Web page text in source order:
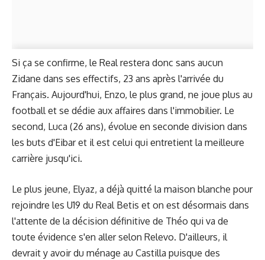
Si ça se confirme, le Real restera donc sans aucun
Zidane dans ses effectifs, 23 ans après l'arrivée du
Français. Aujourd'hui, Enzo, le plus grand, ne joue plus au
football et se dédie aux affaires dans l'immobilier. Le
second, Luca (26 ans), évolue en seconde division dans
les buts d'Eibar et il est celui qui entretient la meilleure
carrière jusqu'ici.
Le plus jeune, Elyaz, a déjà quitté la maison blanche pour
rejoindre les U19 du Real Betis et on est désormais dans
l'attente de la décision définitive de Théo qui va de
toute évidence s'en aller selon Relevo. D'ailleurs, il
devrait y avoir du ménage au Castilla puisque des